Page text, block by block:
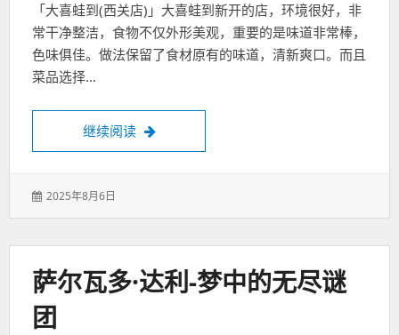
「大喜蛙到(西关店)」大喜蛙到新开的店，环境很好，非
常干净整洁，食物不仅外形美观，重要的是味道非常棒，
色味俱佳。做法保留了食材原有的味道，清新爽口。而且
菜品选择…
继续阅读 大喜蛙到(西关店)大喜蛙到新开的店，环境
发
2025年8月6日
萨尔瓦多·达利-梦中的无尽谜
团